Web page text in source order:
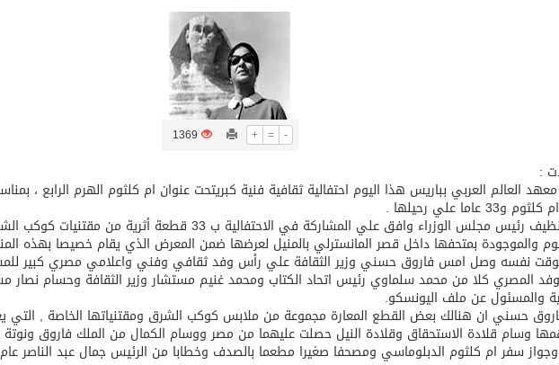
الحرمين الشريفين توثق أسماء الخلفاء الراشدين وتعود إلى القرن الثالث عشر الهجري
اتفاقية تطوير مصانع جاهزة ومتخصصة في مجال الطاقة
+ = -
1369
:
و33 عاما علي رحيلها .
احمد نظيف رئيس مجلس الوزراء وافق علي المشاركة في الاحتفالية ب 33
والموجودة بمتحفها داخل قصر المانسترلي بالمنيل لعرضها ضمن المعرض الذي يقام خصيصا بهذه
نفسه وصل امس فاروق حسني وزير الثقافة علي رأس وفد ثقافي وفني واعلامي مصري كبير
المصري كلا من محمد سلماوي رئيس اتحاد الكتاب ومحمد غنيم مستشار وزير الثقافة وحسام نصار
والمسئول عن ملف اليونسكو.
حسني ان هنالك بعض القطع المعارة مجموعة من ملابس كوكب الشرق ومقتنياتها الخاصة , التي
وسام قلادة الاستحقاق وقلادة النيل حصلت عليهما من مصر ووسام الكمال من الملك فاروق
سفر ام كلثوم الدبلوماسي ومصحفا صغيرا مطعما بالصدف وخطابا من الرئيس جمال عبد الناصر عام 1955